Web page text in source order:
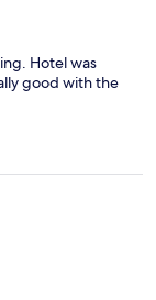
Hotel was
good with the